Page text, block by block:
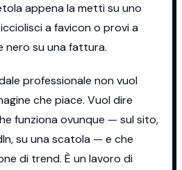
appena la metti su uno
a favicon o provi a
nero su una fattura.
professionale non vuol
che piace. Vuol dire
funziona ovunque — sul sito,
su una scatola — e che
di trend. È un lavoro di